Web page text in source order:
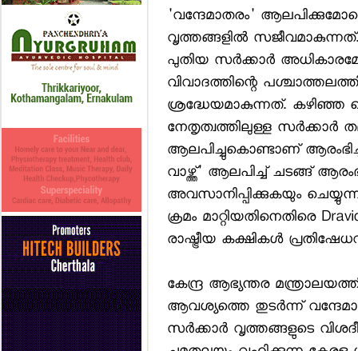
'വന്ദേമാതരം'
വൃത്തങ്ങളില്‍
പുതിയ സര്‍ക്കാര്‍
വിവാദത്തിന്റെ
ശ്രദ്ധേയമാകുന്നത്. കഴിഞ്ഞ
നേതൃത്വത്തിലുള്ള സര്‍ക്കാര്‍
ആലപിച്ചുകൊണ്ടാണ്
വാഴ്ത്ത്' ആലപിച്ച് ചടങ്ങ്
അവസാനിപ്പിക്കുകയും
ക്രമം മാറ്റിയതിനെതിരെ
രാഷ്ട്രീയ കക്ഷികള്‍
കേന്ദ്ര ആഭ്യന്തര
ആവശ്യത്തെ തുടര്‍ന്ന്
സര്‍ക്കാര്‍ വൃത്തങ്ങളുടെ